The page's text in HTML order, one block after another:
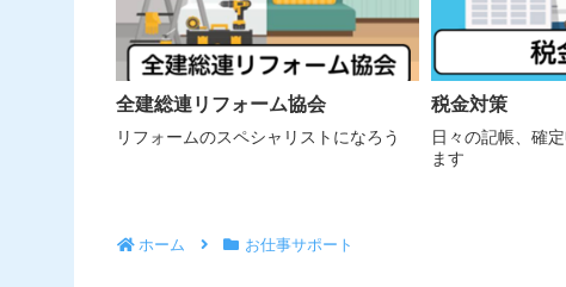
全建総連リフォーム協会
リフォームのスペシャリストになろう
税金対策
日々の記帳、確
ます
ホーム お仕事サポート